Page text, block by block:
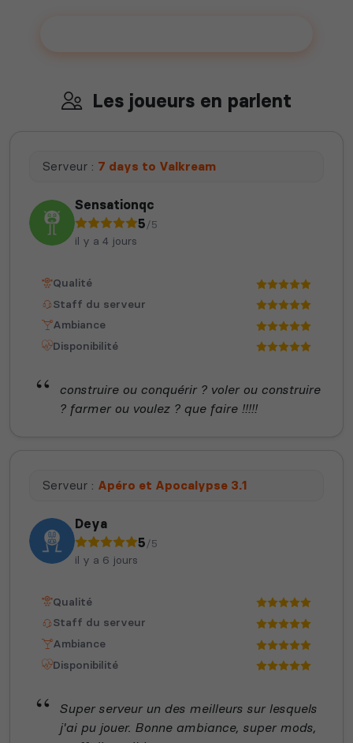
Les joueurs en parlent
Serveur : 7 days to Valkream
Sensationqc
5/5
il y a 4 jours
Qualité
Staff du serveur
Ambiance
Disponibilité
construire ou conquérir ? voler ou construire
? farmer ou voulez ? que faire !!!!!
Serveur : Apéro et Apocalypse 3.1
Deya
5/5
il y a 6 jours
Qualité
Staff du serveur
Ambiance
Disponibilité
Super serveur un des meilleurs sur lesquels
j'ai pu jouer. Bonne ambiance, super mods,